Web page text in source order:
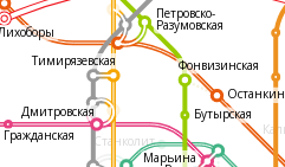
Станколит
Гражданская
Дмитровская
Тимирязевская
Марьина
Фонвизинская
Бутырская
Петровско-
Разумовская